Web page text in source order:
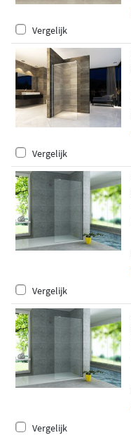
Vergelijk
Vergelijk
Vergelijk
Vergelijk